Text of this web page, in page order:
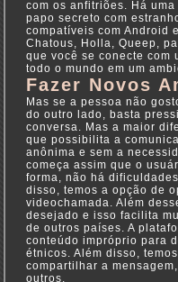
com os anfitriões. Há
papo secreto com
compatíveis com Android
Chatous, Holla, Queep,
que você se conecte com
todo o mundo em um
Fazer Novos
Mas se a pessoa não
do outro lado, basta
conversa. Mas a maior
que possibilita a
anônima e sem a
começa assim que o
forma, não há
disso, temos a opção de
videochamada. Além
desejado e isso facilita
de outros países. A
conteúdo impróprio para
étnicos. Além disso,
compartilhar a
outros.